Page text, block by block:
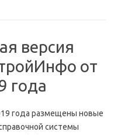
версия
от
года
года размещены новые
системы